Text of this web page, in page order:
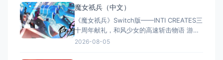
称：七度荒域：混沌之樹（任天堂港服/台服
eShop官方繁体中文定名）
魔女祇兵（中文）
《魔女祇兵》Switch版——INTI CREATES三
十周年献礼，和风少女的高速斩击物语 游戏
类型：动作冒险类（2D横版动作 × 高速斩击
2026-08-05